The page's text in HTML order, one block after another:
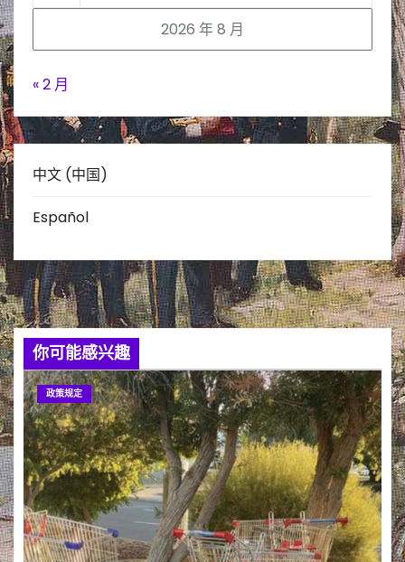
2026 年 8 月
« 2 月
中文 (中国)
Español
你可能感兴趣
政策规定